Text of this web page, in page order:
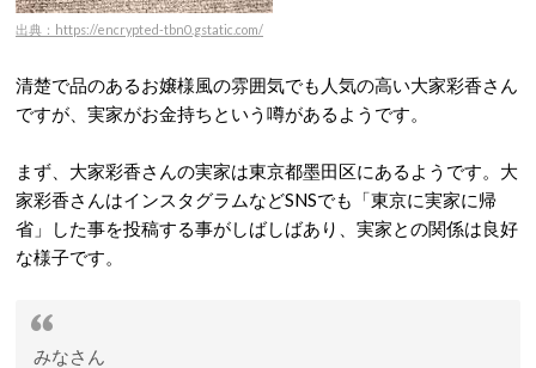
出典：https://encrypted-tbn0.gstatic.com/
清楚で品のあるお嬢様風の雰囲気でも人気の高い大家彩香さん
ですが、実家がお金持ちという噂があるようです。
まず、大家彩香さんの実家は東京都墨田区にあるようです。大
家彩香さんはインスタグラムなどSNSでも「東京に実家に帰
省」した事を投稿する事がしばしばあり、実家との関係は良好
な様子です。
みなさん